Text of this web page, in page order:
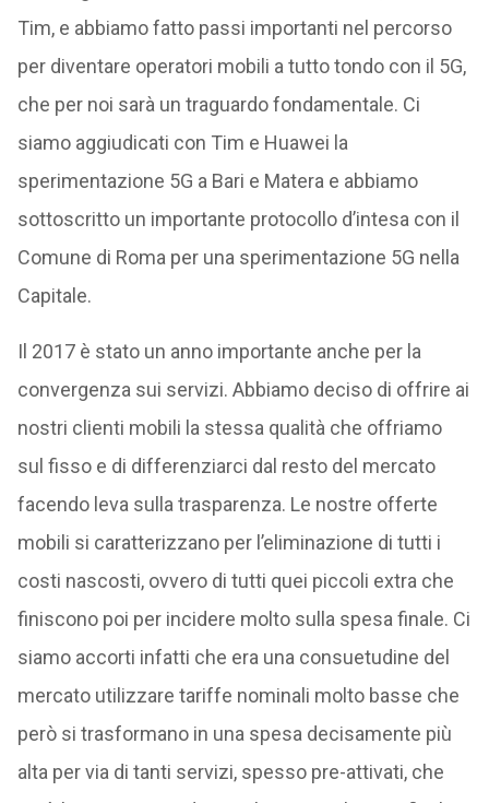
Tim, e abbiamo fatto passi importanti nel percorso
per diventare operatori mobili a tutto tondo con il 5G,
che per noi sarà un traguardo fondamentale. Ci
siamo aggiudicati con Tim e Huawei la
sperimentazione 5G a Bari e Matera e abbiamo
sottoscritto un importante protocollo d’intesa con il
Comune di Roma per una sperimentazione 5G nella
Capitale.
Il 2017 è stato un anno importante anche per la
convergenza sui servizi. Abbiamo deciso di offrire ai
nostri clienti mobili la stessa qualità che offriamo
sul fisso e di differenziarci dal resto del mercato
facendo leva sulla trasparenza. Le nostre offerte
mobili si caratterizzano per l’eliminazione di tutti i
costi nascosti, ovvero di tutti quei piccoli extra che
finiscono poi per incidere molto sulla spesa finale. Ci
siamo accorti infatti che era una consuetudine del
mercato utilizzare tariffe nominali molto basse che
però si trasformano in una spesa decisamente più
alta per via di tanti servizi, spesso pre-attivati, che